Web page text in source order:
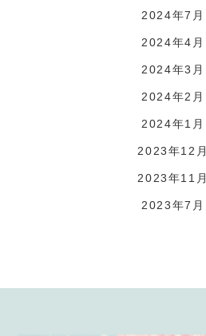
2024年7月
2024年4月
2024年3月
2024年2月
2024年1月
2023年12月
2023年11月
2023年7月